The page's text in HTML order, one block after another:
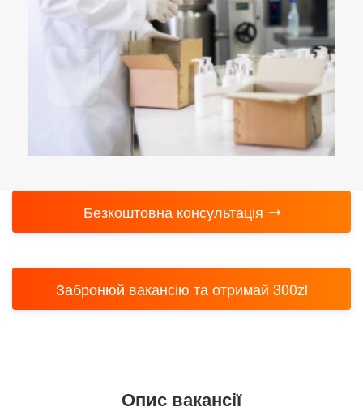
Опис вакансії
Безкоштовна консультація
Забронюй вакансію та отримай 300zl